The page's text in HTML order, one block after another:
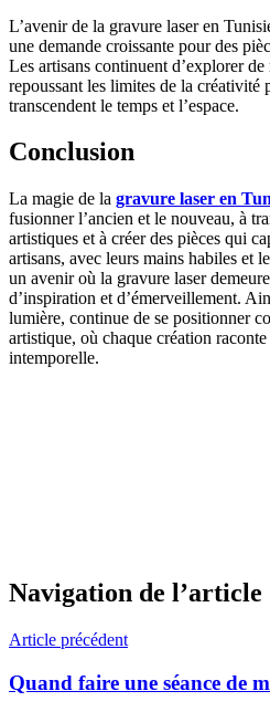
L’avenir de la gravure laser en
une demande croissante pour des
Les artisans continuent d’explorer
repoussant les limites de la
transcendent le temps et l’espace.
Conclusion
La magie de la gravure laser en
fusionner l’ancien et le nouveau, à
artistiques et à créer des pièces qui
artisans, avec leurs mains habiles et
un avenir où la gravure laser
d’inspiration et d’émerveillement.
lumière, continue de se positionner
artistique, où chaque création
intemporelle.
Navigation de l’article
Article précédent
Quand faire une séance de